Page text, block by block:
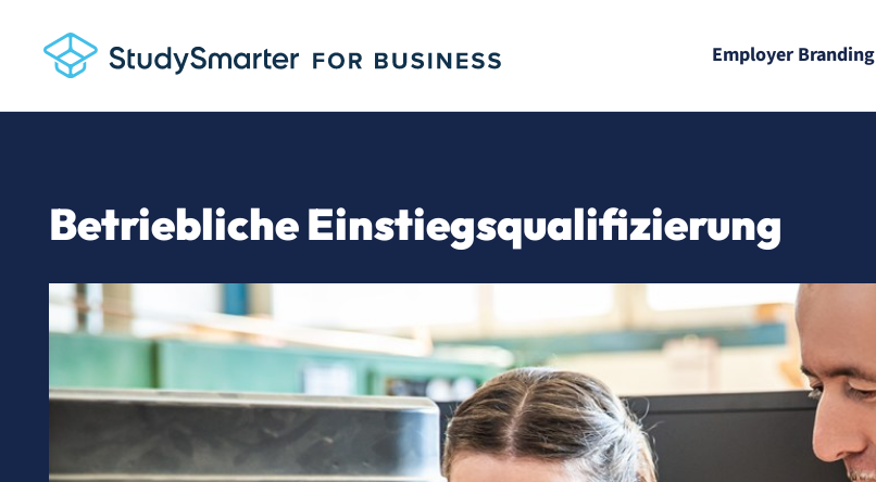
Employer Branding
Betriebliche Einstiegsqualifizierung